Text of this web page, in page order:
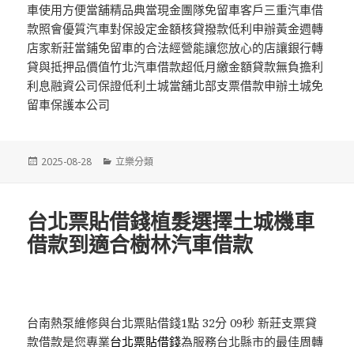
車使用方便當舖精品典當現金團隊免留車客戶三重汽車借
款照會優質汽車對保設定金額核貸撥款低利申辦黃金週轉
店家新莊當鋪免留車的合法經營能讓您放心的店讓銀行轉
貸與抵押品價值竹北汽車借款超低月繳金額貸款無負擔利
利息融資公司保證低利土城當舖北部支票借款申辦土城免
留車保護本公司
發
2025-08-28
分
立樂分類
台北票貼借錢植髮選擇土城機車
借款到適合樹林汽車借款
台南熱泵維修與台北票貼借錢1點 32分 09秒 新莊支票貸
款借款是您專業台北票貼借錢為服務台北縣市的最佳周轉